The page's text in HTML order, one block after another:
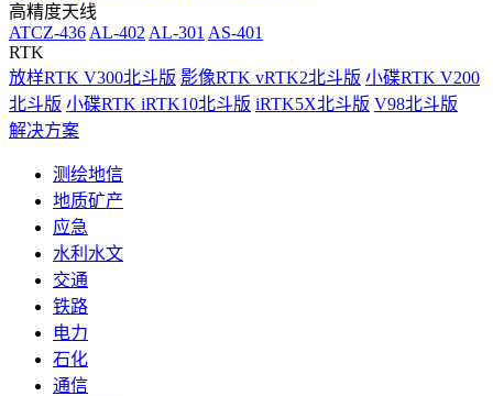
高精度天线
ATCZ-436 AL-402 AL-301 AS-401
RTK
放样RTK V300北斗版 影像RTK vRTK2北斗版 小碟RTK V200
北斗版 小碟RTK iRTK10北斗版 iRTK5X北斗版 V98北斗版
解决方案
测绘地信
地质矿产
应急
水利水文
交通
铁路
电力
石化
通信